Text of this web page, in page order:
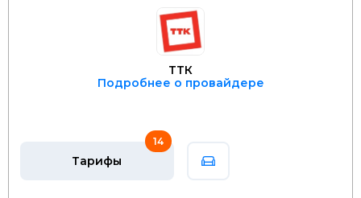
ТТК
Подробнее о провайдере
Тарифы
14